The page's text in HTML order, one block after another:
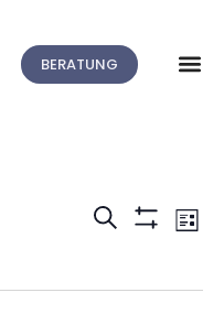
BERATUNG
Suche Liste